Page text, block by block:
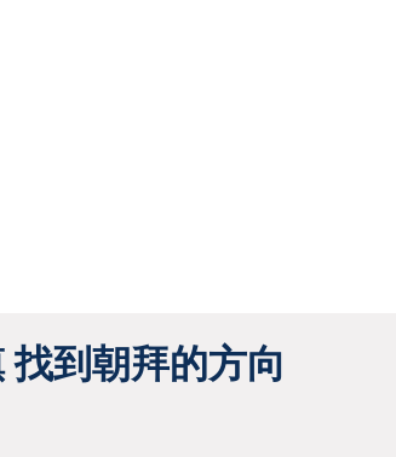
找到朝拜的方向